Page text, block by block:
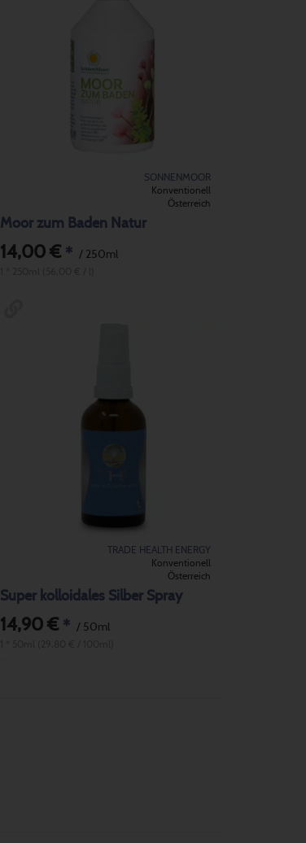
SONNENMOOR
Konventionell
Österreich
Moor zum Baden Natur
14,00 € * / 250ml
TRADE HEALTH ENERGY
Konventionell
Österreich
Super kolloidales Silber Spray
14,90 € * / 50ml